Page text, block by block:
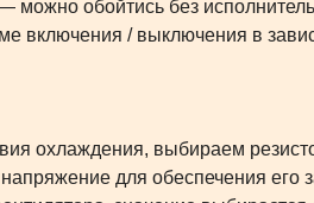
можно обойтись без
включения / выключения в
охлаждения, выбираем
для обеспечения его